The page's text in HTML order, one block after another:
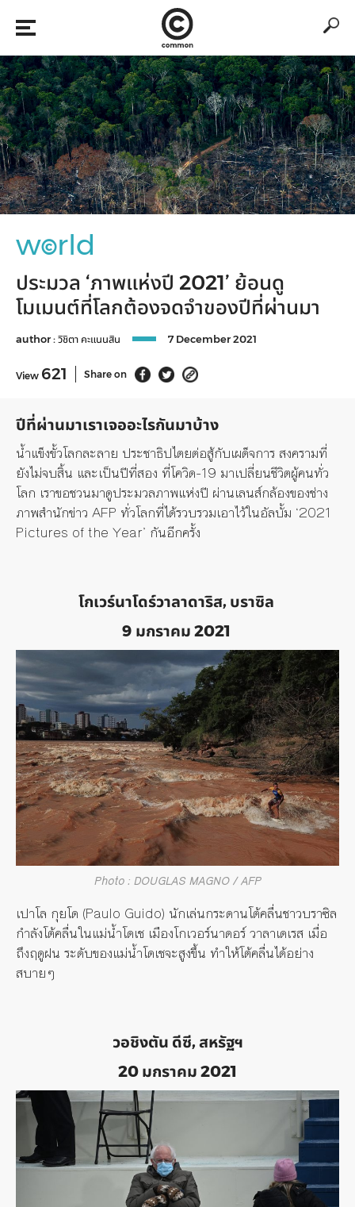
w©rld
ประมวล ‘ภาพแห่งปี 2021’ ย้อนดู
โมเมนต์ที่โลกต้องจดจำของปีที่ผ่านมา
author :วิชิตา คะแนนสิน 7 December 2021
View 621 Share on
ปีที่ผ่านมาเราเจออะไรกันมาบ้าง
น้ำแข็งขั้วโลกละลาย ประชาธิปไตยต่อสู้กับเผด็จการ สงครามที่
ยังไม่จบสิ้น และเป็นปีที่สอง ที่โควิด-19 มาเปลี่ยนชีวิตผู้คนทั่ว
โลก เราขอชวนมาดูประมวลภาพแห่งปี ผ่านเลนส์กล้องของช่าง
ภาพสำนักข่าว AFP ทั่วโลกที่ได้รวบรวมเอาไว้ในอัลบั้ม ‘2021
Pictures of the Year’ กันอีกครั้ง
โกเวร์นาโดร์วาลาดาริส, บราซิล
9 มกราคม 2021
Photo : DOUGLAS MAGNO / AFP
เปาโล กุยโด (Paulo Guido) นักเล่นกระดานโต้คลื่นชาวบราซิล
กำลังโต้คลื่นในแม่น้ำโดเช เมืองโกเวอร์นาดอร์ วาลาเดเรส เมื่อ
ถึงฤดูฝน ระดับของแม่น้ำโดเชจะสูงขึ้น ทำให้โต้คลื่นได้อย่าง
สบายๆ
วอชิงตัน ดีซี, สหรัฐฯ
20 มกราคม 2021